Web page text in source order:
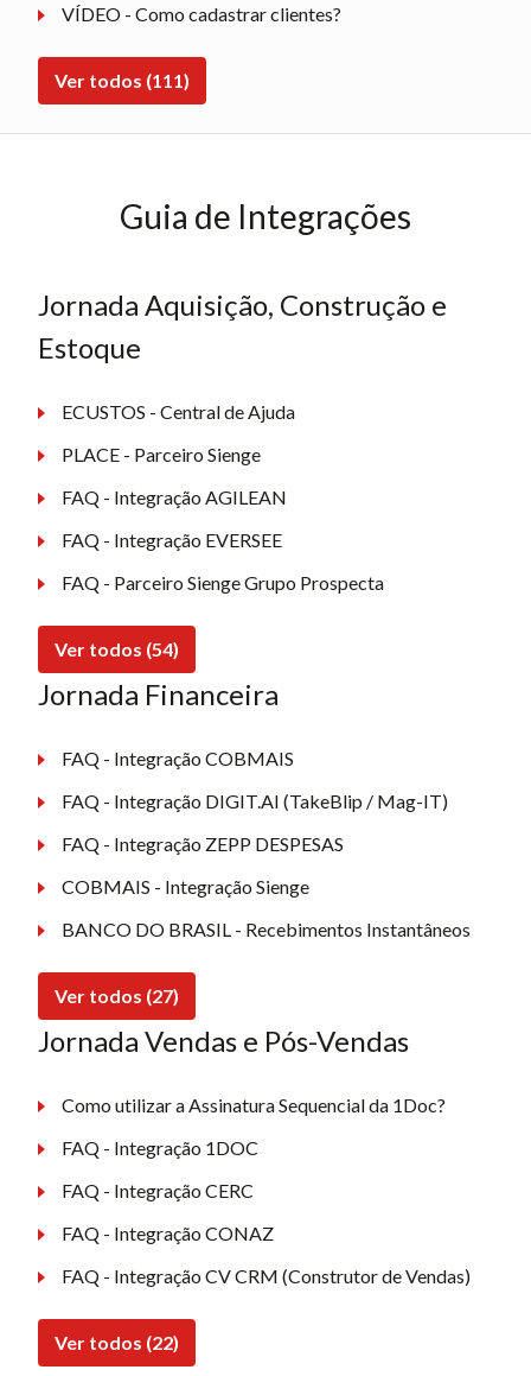
VÍDEO - Como cadastrar clientes?
Ver todos (111)
Guia de Integrações
Jornada Aquisição, Construção e
Estoque
ECUSTOS - Central de Ajuda
PLACE - Parceiro Sienge
FAQ - Integração AGILEAN
FAQ - Integração EVERSEE
FAQ - Parceiro Sienge Grupo Prospecta
Ver todos (54)
Jornada Financeira
FAQ - Integração COBMAIS
FAQ - Integração DIGIT.AI (TakeBlip / Mag-IT)
FAQ - Integração ZEPP DESPESAS
COBMAIS - Integração Sienge
BANCO DO BRASIL - Recebimentos Instantâneos
Ver todos (27)
Jornada Vendas e Pós-Vendas
Como utilizar a Assinatura Sequencial da 1Doc?
FAQ - Integração 1DOC
FAQ - Integração CERC
FAQ - Integração CONAZ
FAQ - Integração CV CRM (Construtor de Vendas)
Ver todos (22)